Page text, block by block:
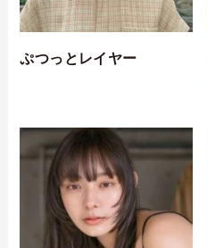
ぷつっとレイヤー